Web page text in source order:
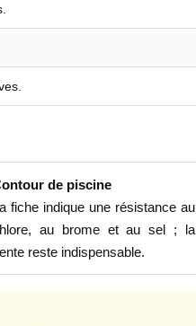
de piscine
fiche indique une résistance au
au brome et au sel ; la
reste indispensable.